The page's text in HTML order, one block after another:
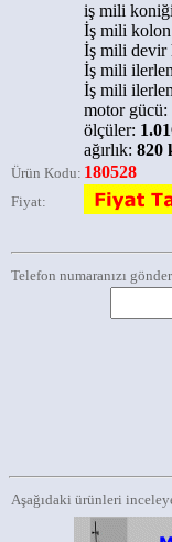
iş mili
İş mili kolon
İş mili devir
İş mili
İş mili
motor gücü:
ölçüler:
ağırlık: 820
Ürün Kodu: 180528
Fiyat:
Telefon numaranızı
Aşağıdaki ürünleri